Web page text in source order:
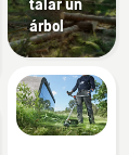
árbol